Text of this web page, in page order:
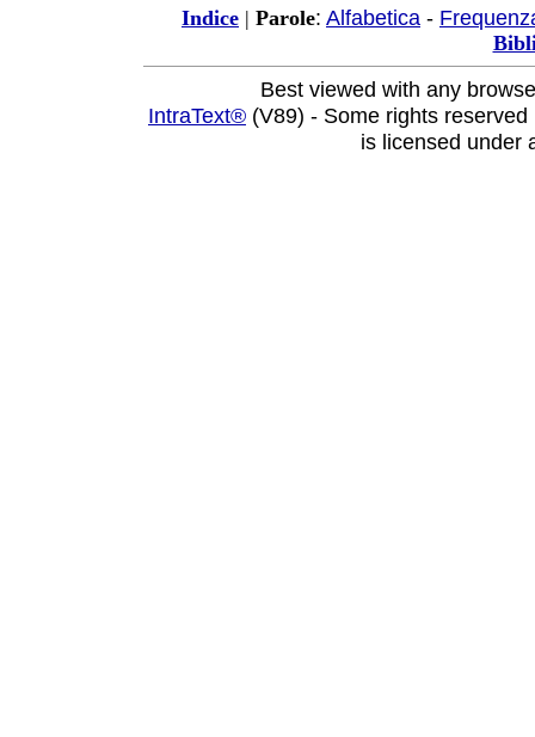
Indice | Parole: Alfabetica -
Best viewed with any
IntraText® (V89) - Some rights
is licensed under